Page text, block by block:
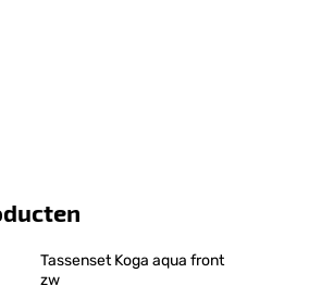
Tassenset Koga aqua front
zw